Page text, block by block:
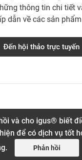
thông tin chi tiết
dẫn về các sản
Đến hội thảo trực tuyến
và cho igus® biết
để có dịch vụ tốt
Phản hồi